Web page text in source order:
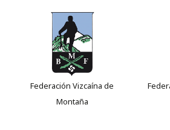
Federación Vizcaína de
Montaña